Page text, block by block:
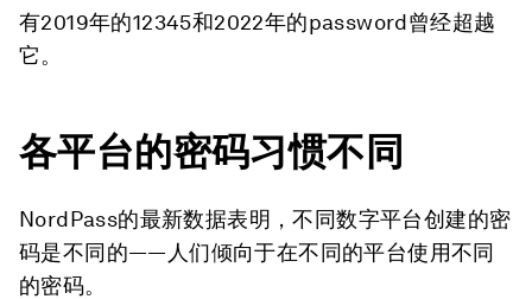
有2019年的12345和2022年的password曾经超越
它。
各平台的密码习惯不同
NordPass的最新数据表明，不同数字平台创建的密
码是不同的——人们倾向于在不同的平台使用不同
的密码。